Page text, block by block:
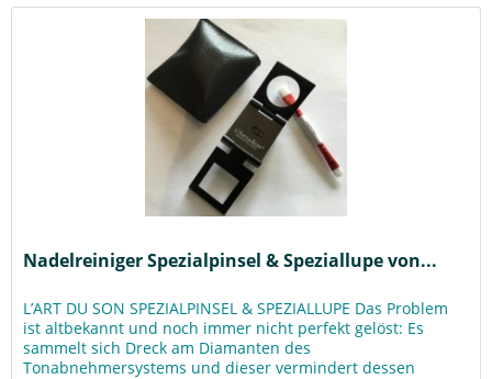
Nadelreiniger Spezialpinsel & Speziallupe von...
L’ART DU SON SPEZIALPINSEL & SPEZIALLUPE Das Problem
ist altbekannt und noch immer nicht perfekt gelöst: Es
sammelt sich Dreck am Diamanten des
Tonabnehmersystems und dieser vermindert dessen